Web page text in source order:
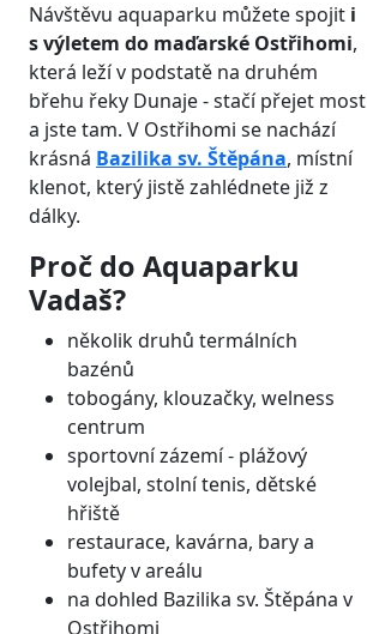
Návštěvu aquaparku můžete spojit i
s výletem do maďarské Ostřihomi,
která leží v podstatě na druhém
břehu řeky Dunaje - stačí přejet most
a jste tam. V Ostřihomi se nachází
krásná Bazilika sv. Štěpána, místní
klenot, který jistě zahlédnete již z
dálky.
Proč do Aquaparku
Vadaš?
několik druhů termálních
bazénů
tobogány, klouzačky, welness
centrum
sportovní zázemí - plážový
volejbal, stolní tenis, dětské
hřiště
restaurace, kavárna, bary a
bufety v areálu
na dohled Bazilika sv. Štěpána v
Ostřihomi